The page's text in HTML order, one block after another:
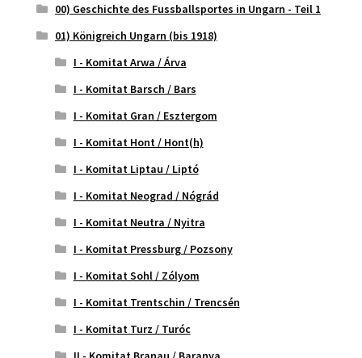
00) Geschichte des Fussballsportes in Ungarn - Teil 1
01) Königreich Ungarn (bis 1918)
I - Komitat Arwa / Árva
I - Komitat Barsch / Bars
I - Komitat Gran / Esztergom
I - Komitat Hont / Hont(h)
I - Komitat Liptau / Liptó
I - Komitat Neograd / Nógrád
I - Komitat Neutra / Nyitra
I - Komitat Pressburg / Pozsony
I - Komitat Sohl / Zólyom
I - Komitat Trentschin / Trencsén
I - Komitat Turz / Turóc